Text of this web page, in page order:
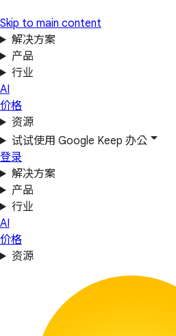
Skip to main content
解决方案
产品
行业
AI
价格
资源
试试使用 Google Keep 办公
登录
解决方案
产品
行业
AI
价格
资源